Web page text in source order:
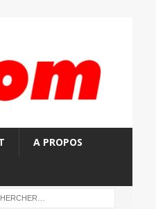
A PROPOS